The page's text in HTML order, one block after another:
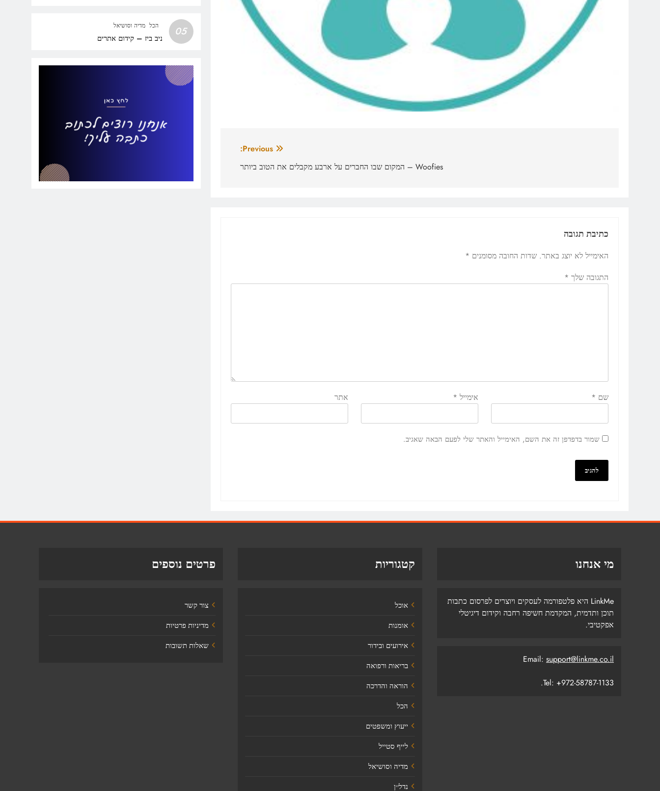
Previous:
Woofies – המקום שבו החברים על ארבע מקבלים את הטוב ביותר
כתיבת תגובה
האימייל לא יוצג באתר. שדות החובה מסומנים *
התגובה שלך *
שם * אימייל * אתר
שמור בדפדפן זה את השם, האימייל והאתר שלי לפעם הבאה שאגיב.
05 הכל מדיה וסושיאל
ניב ביז – קידום אתרים
מי אנחנו
LinkMe היא פלטפורמה לעסקים ויוצרים לפרסום כתבות
תוכן ותדמית, המקדמת חשיפה רחבה וקידום דיגיטלי
אפקטיבי.
Email: support@linkme.co.il
Tel: +972-58787-1133.
קטגוריות
אוכל
אומנות
אירועים ובידור
בריאות ורפואה
הוראה והדרכה
הכל
ייעוץ ומשפטים
לייף סטייל
מדיה וסושיאל
נדל׳׳ן
פרטים נוספים
צור קשר
מדיניות פרטיות
שאלות תשובות